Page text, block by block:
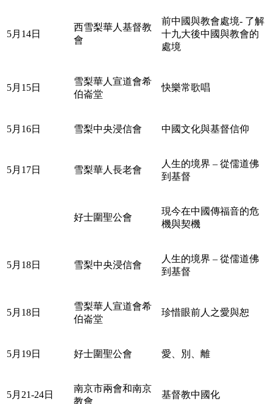
5月14日
西雪梨華人基督教
會
前中國與教會處境- 了解
十九大後中國與教會的
處境
5月15日
雪梨華人宣道會希
伯崙堂
快樂常歌唱
5月16日 雪梨中央浸信會 中國文化與基督信仰
5月17日 雪梨華人長老會
人生的境界 – 從儒道佛
到基督
好士圍聖公會
現今在中國傳福音的危
機與契機
5月18日 雪梨中央浸信會
人生的境界 – 從儒道佛
到基督
5月18日
雪梨華人宣道會希
伯崙堂
珍惜眼前人之愛與恕
5月19日 好士圍聖公會 愛、別、離
5月21-24日
南京市兩會和南京
教會
基督教中國化